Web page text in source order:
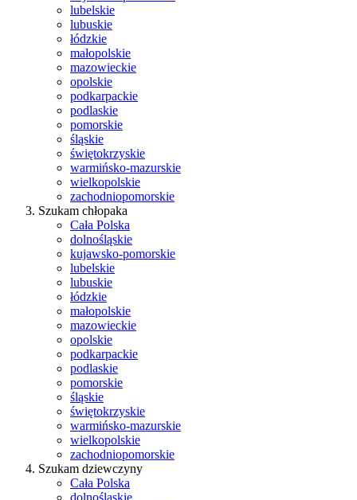
lubelskie
lubuskie
łódzkie
małopolskie
mazowieckie
opolskie
podkarpackie
podlaskie
pomorskie
śląskie
świętokrzyskie
warmińsko-mazurskie
wielkopolskie
zachodniopomorskie
Szukam chłopaka
Cała Polska
dolnośląskie
kujawsko-pomorskie
lubelskie
lubuskie
łódzkie
małopolskie
mazowieckie
opolskie
podkarpackie
podlaskie
pomorskie
śląskie
świętokrzyskie
warmińsko-mazurskie
wielkopolskie
zachodniopomorskie
Szukam dziewczyny
Cała Polska
dolnośląskie